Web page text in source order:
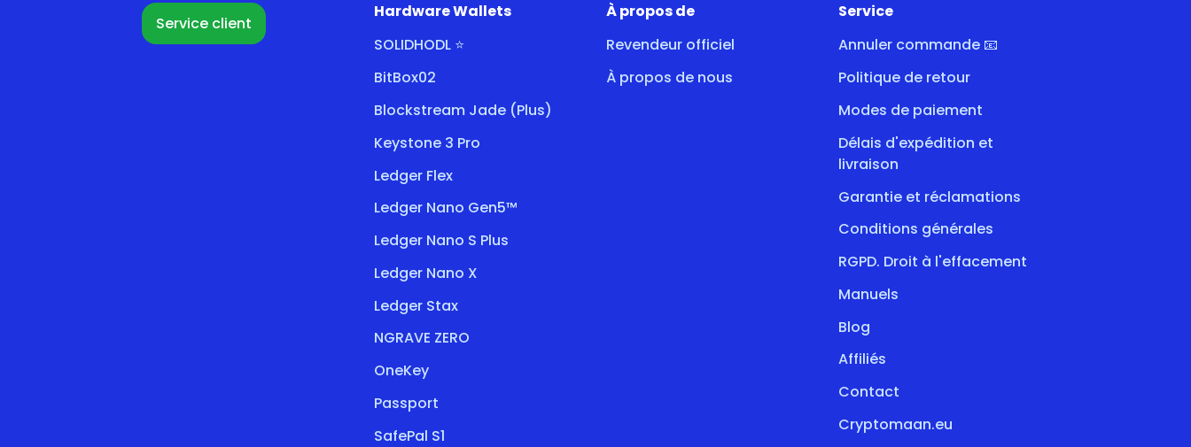
Service client
Hardware Wallets
SOLIDHODL ⭐
BitBox02
Blockstream Jade (Plus)
Keystone 3 Pro
Ledger Flex
Ledger Nano Gen5™
Ledger Nano S Plus
Ledger Nano X
Ledger Stax
NGRAVE ZERO
OneKey
Passport
SafePal S1
À propos de
Revendeur officiel
À propos de nous
Service
Annuler commande 📧
Politique de retour
Modes de paiement
Délais d'expédition et
livraison
Garantie et réclamations
Conditions générales
RGPD. Droit à l'effacement
Manuels
Blog
Affiliés
Contact
Cryptomaan.eu